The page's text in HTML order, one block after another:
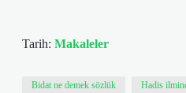
Tarih: Makaleler
Bidat ne demek sözlük Hadis